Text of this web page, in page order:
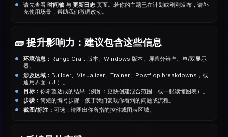
请先查看 时间轴与 更新日志页面。若你的主题已在计划或刚刚发布，请补
充使用场景，帮助我们微调改动。
🧱 提升影响力：建议包含这些信息
环境信息： Range Craft 版本、Windows 版本、屏幕分辨率、单/双显示
器。
涉及区域： Builder、Visualizer、Trainer、Postflop breakdowns，或
通用界面（UI）。
目标： 你希望达成的结果（例如：更快创建混合范围，或一眼读懂图表）。
步骤： 简短的编号步骤，便于我们复现你看到的问题或流程。
截图/标注： 可选；请圈出你所指的控件或图表区域。